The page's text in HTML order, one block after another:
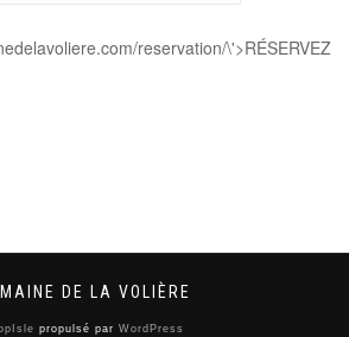
reservation/\'>RÉSERVEZ
DE LA VOLIÈRE
propulsé par WordPress